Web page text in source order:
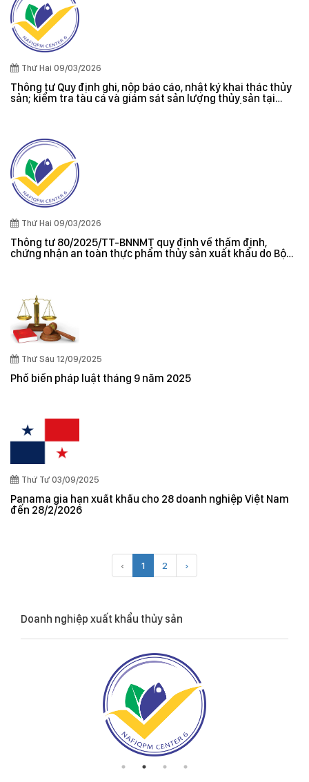
Thứ Hai 09/03/2026
Thông tư Quy định ghi, nộp báo cáo, nhật ký khai thác thủy
sản; kiểm tra tàu cá và giám sát sản lượng thủy sản tại
Thứ Hai 09/03/2026
Thông tư 80/2025/TT-BNNMT quy định về thẩm định,
chứng nhận an toàn thực phẩm thủy sản xuất khẩu do Bộ
Thứ Sáu 12/09/2025
Phổ biến pháp luật tháng 9 năm 2025
Thứ Tư 03/09/2025
Panama gia hạn xuất khẩu cho 28 doanh nghiệp Việt Nam
đến 28/2/2026
‹ 1 2 ›
Doanh nghiệp xuất khẩu thủy sản